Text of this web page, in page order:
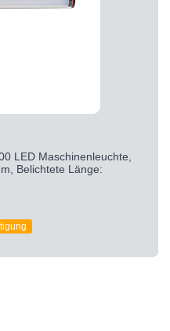
LED Maschinenleuchte,
Belichtete Länge: